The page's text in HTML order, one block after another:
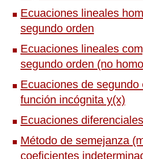
Ecuaciones lineales
segundo orden
Ecuaciones lineales
segundo orden (no
Ecuaciones de segundo
función incógnita y(x)
Ecuaciones
Método de semejanza
coeficientes